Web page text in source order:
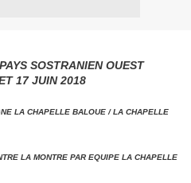
SOSTRANIEN OUEST
17 JUIN 2018
LA CHAPELLE BALOUE / LA CHAPELLE
LA MONTRE PAR EQUIPE LA CHAPELLE